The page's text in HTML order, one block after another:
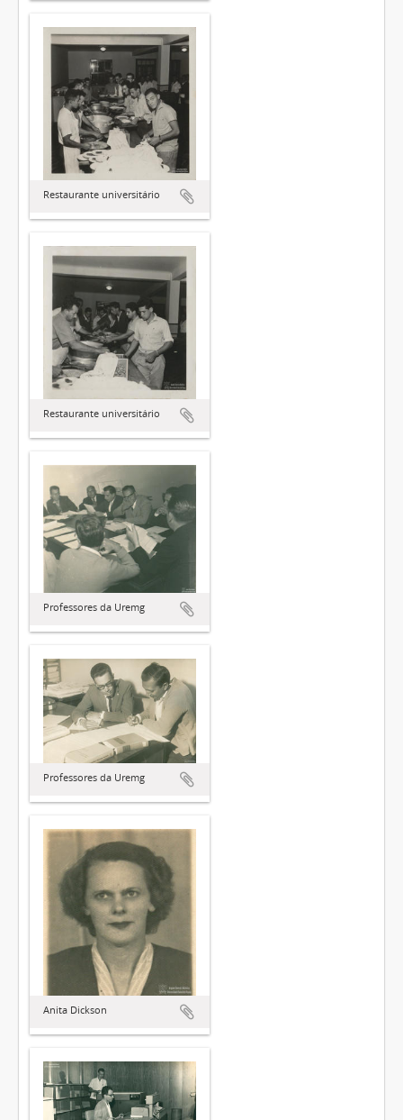
Restaurante universitário
Restaurante universitário
Professores da Uremg
Professores da Uremg
Anita Dickson